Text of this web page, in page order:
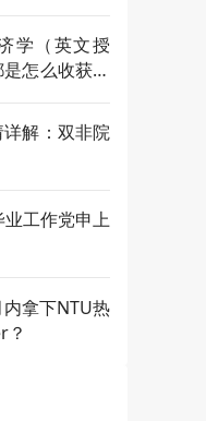
学（英文授
怎么收获录
解：双非院
业工作党申上
拿下NTU热
？